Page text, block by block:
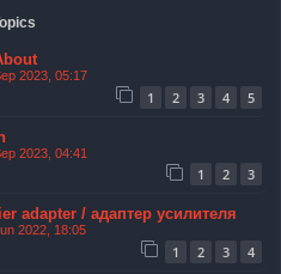
2023, 05:17
1 2 3 4 5
2023, 04:41
1 2 3
adapter / адаптер усилителя
2022, 18:05
1 2 3 4